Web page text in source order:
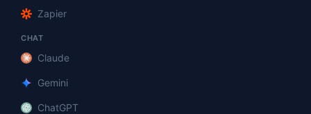
Zapier
CHAT
Claude
Gemini
ChatGPT